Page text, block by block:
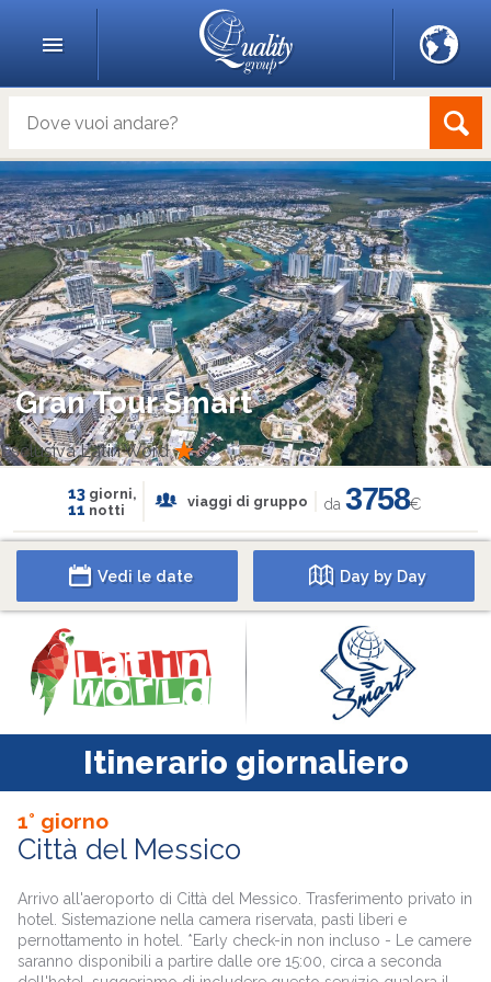
Gran Tour Smart
Esclusiva Latin Word
13giorni,
11 notti
viaggi di gruppo da3758€
Vedi le date Day by Day
Itinerario giornaliero
1° giorno
Città del Messico
Arrivo all'aeroporto di Città del Messico. Trasferimento privato in
hotel. Sistemazione nella camera riservata, pasti liberi e
pernottamento in hotel. *Early check-in non incluso - Le camere
saranno disponibili a partire dalle ore 15:00, circa a seconda